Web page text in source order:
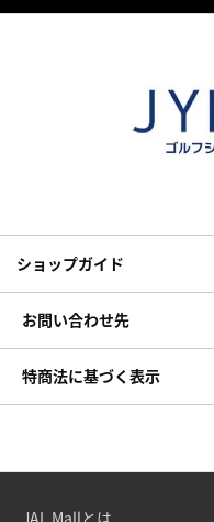
ショップガイド
お問い合わせ先
特商法に基づく表示